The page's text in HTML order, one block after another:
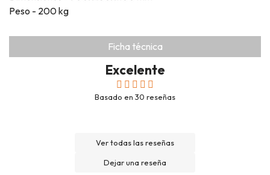
Ficha técnica
Peso - 200 kg
Excelente
Basado en 30 reseñas
Ver todas las reseñas
Dejar una reseña